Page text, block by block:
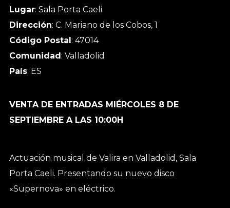
Lugar: Sala Porta Caeli
Dirección: C. Mariano de los Cobos, 1
Código Postal : 47014
Comunidad : Valladolid
País: ES
VENTA DE ENTRADAS MIÉRCOLES 8 DE
SEPTIEMBRE A LAS 10:00H
Actuación musical de Valira en Valladolid, Sala
Porta Caeli. Presentando su nuevo disco
«Supernova» en eléctrico.